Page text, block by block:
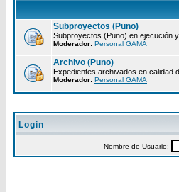
Subproyectos (Puno)
Subproyectos (Puno) en ejecución
Moderador: Personal GAMA
Archivo (Puno)
Expedientes archivados en calidad
Moderador: Personal GAMA
Login
Nombre de Usuario: